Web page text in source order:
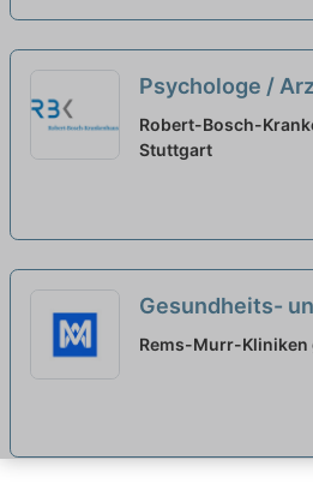
Psychologe /
fortgeschrittener
Robert-Bosch-
Stuttgart
Gesundheits-
(m/w/d) -
Rems-Murr-Kliniken